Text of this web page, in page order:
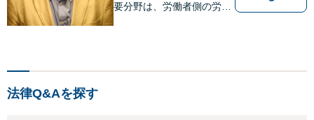
要分野は、労働者側の労働
法律Q&Aを探す